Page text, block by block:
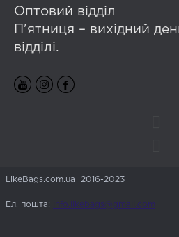
Оптовий відділ
П'ятниця – вихідний
відділі.
LikeBags.com.ua 2016-2023
Ел. пошта: info.likebags@gmail.com